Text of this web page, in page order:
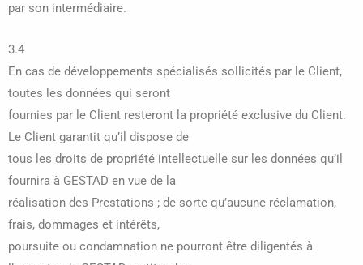
par son intermédiaire.
3.4
En cas de développements spécialisés sollicités par le Client,
toutes les données qui seront
fournies par le Client resteront la propriété exclusive du Client.
Le Client garantit qu’il dispose de
tous les droits de propriété intellectuelle sur les données qu’il
fournira à GESTAD en vue de la
réalisation des Prestations ; de sorte qu’aucune réclamation,
frais, dommages et intérêts,
poursuite ou condamnation ne pourront être diligentés à